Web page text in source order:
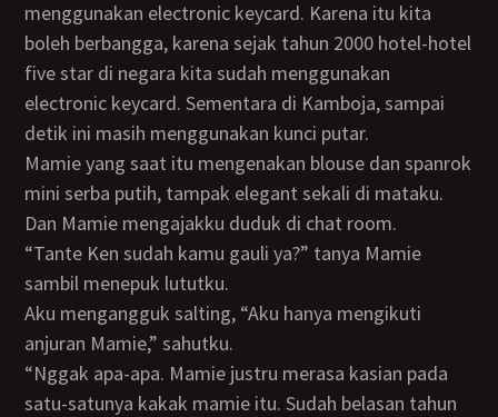
menggunakan electronic keycard. Karena itu kita
boleh berbangga, karena sejak tahun 2000 hotel-hotel
five star di negara kita sudah menggunakan
electronic keycard. Sementara di Kamboja, sampai
detik ini masih menggunakan kunci putar.
Mamie yang saat itu mengenakan blouse dan spanrok
mini serba putih, tampak elegant sekali di mataku.
Dan Mamie mengajakku duduk di chat room.
“Tante Ken sudah kamu gauli ya?” tanya Mamie
sambil menepuk lututku.
Aku mengangguk salting, “Aku hanya mengikuti
anjuran Mamie,” sahutku.
“Nggak apa-apa. Mamie justru merasa kasian pada
satu-satunya kakak mamie itu. Sudah belasan tahun